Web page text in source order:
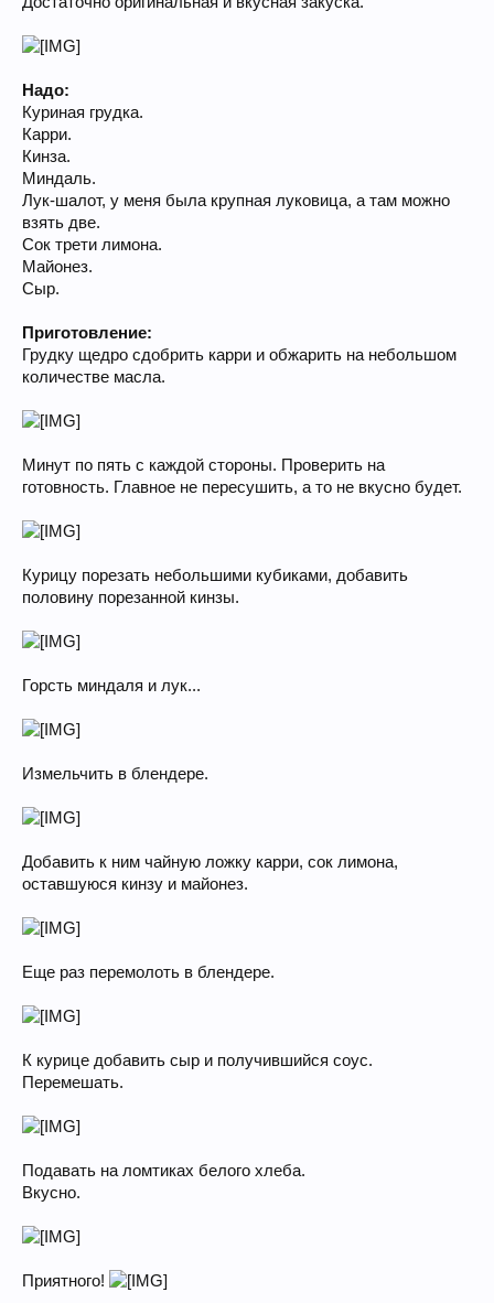
Надо:
Куриная грудка.
Карри.
Кинза.
Миндаль.
Лук-шалот, у меня была крупная луковица, а там можно
взять две.
Сок трети лимона.
Майонез.
Сыр.
Приготовление:
Грудку щедро сдобрить карри и обжарить на небольшом
количестве масла.
Минут по пять с каждой стороны. Проверить на
готовность. Главное не пересушить, а то не вкусно будет.
Курицу порезать небольшими кубиками, добавить
половину порезанной кинзы.
Горсть миндаля и лук...
Измельчить в блендере.
Добавить к ним чайную ложку карри, сок лимона,
оставшуюся кинзу и майонез.
Еще раз перемолоть в блендере.
К курице добавить сыр и получившийся соус.
Перемешать.
Подавать на ломтиках белого хлеба.
Вкусно.
Приятного!